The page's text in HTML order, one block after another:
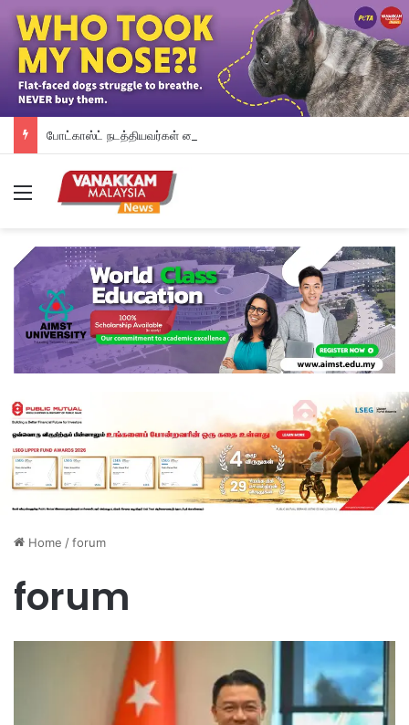
Menu
Home /forum
forum